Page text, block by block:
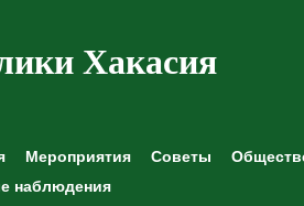
Хакасия
Мероприятия Советы
наблюдения